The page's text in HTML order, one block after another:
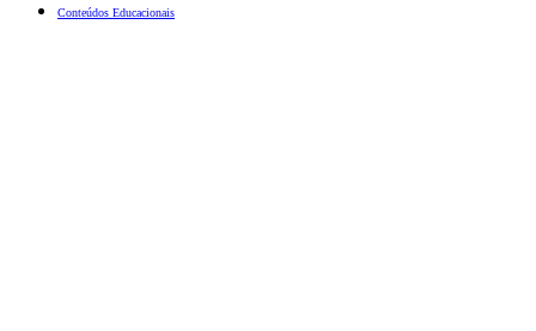
Conteúdos Educacionais